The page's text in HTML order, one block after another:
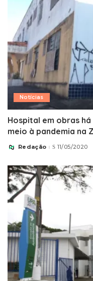
Notícias
Hospital em obras
meio à pandemia na
Posted
Redação 11/05/2020